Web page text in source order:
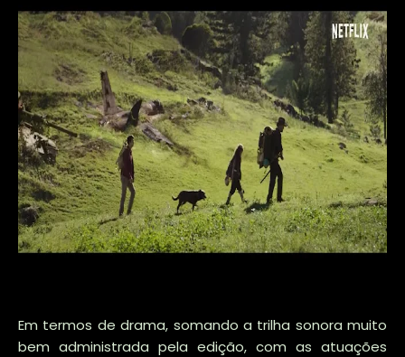
Em termos de drama, somando a trilha sonora muito
bem administrada pela edição, com as atuações